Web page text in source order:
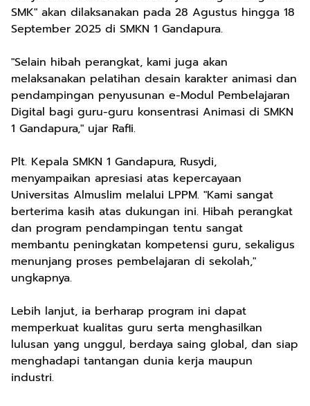
SMK" akan dilaksanakan pada 28 Agustus hingga 18
September 2025 di SMKN 1 Gandapura.
"Selain hibah perangkat, kami juga akan
melaksanakan pelatihan desain karakter animasi dan
pendampingan penyusunan e-Modul Pembelajaran
Digital bagi guru-guru konsentrasi Animasi di SMKN
1 Gandapura," ujar Rafli.
Plt. Kepala SMKN 1 Gandapura, Rusydi,
menyampaikan apresiasi atas kepercayaan
Universitas Almuslim melalui LPPM. "Kami sangat
berterima kasih atas dukungan ini. Hibah perangkat
dan program pendampingan tentu sangat
membantu peningkatan kompetensi guru, sekaligus
menunjang proses pembelajaran di sekolah,"
ungkapnya.
Lebih lanjut, ia berharap program ini dapat
memperkuat kualitas guru serta menghasilkan
lulusan yang unggul, berdaya saing global, dan siap
menghadapi tantangan dunia kerja maupun
industri.